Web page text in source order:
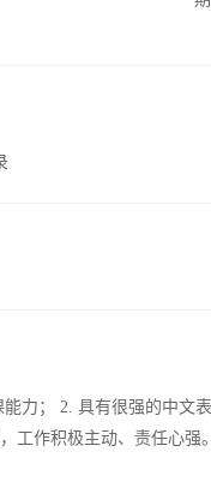
力； 2. 具有很强的中文
工作积极主动、责任心强。